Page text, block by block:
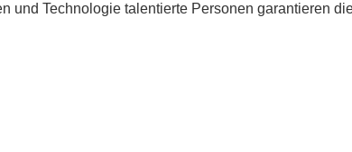
und Technologie talentierte Personen garantieren